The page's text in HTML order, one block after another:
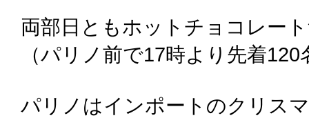
両部日ともホットチョコレー
（パリノ前で17時より先着120
パリノはインポートのクリス